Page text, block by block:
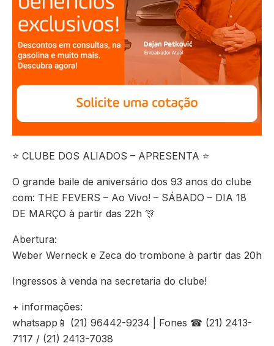
⭐️ CLUBE DOS ALIADOS – APRESENTA ⭐️
O grande baile de aniversário dos 93 anos do clube
com: THE FEVERS – Ao Vivo! – SÁBADO – DIA 18
DE MARÇO à partir das 22h 🎊
Abertura:
Weber Werneck e Zeca do trombone à partir das 20h
Ingressos à venda na secretaria do clube!
+ informações:
whatsapp📱 (21) 96442-9234 | Fones ☎ (21) 2413-
7117 / (21) 2413-7038